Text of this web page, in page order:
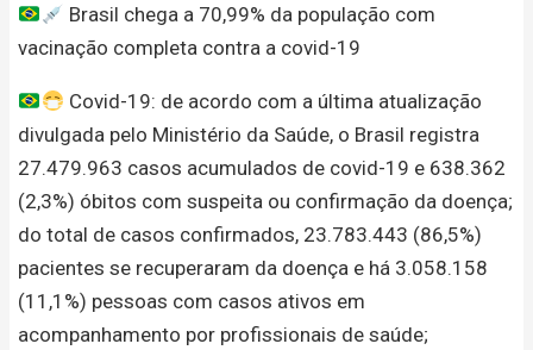
Brasil chega a 70,99% da população com
vacinação completa contra a covid-19
Covid-19: de acordo com a última atualização
divulgada pelo Ministério da Saúde, o Brasil registra
27.479.963 casos acumulados de covid-19 e 638.362
(2,3%) óbitos com suspeita ou confirmação da doença;
do total de casos confirmados, 23.783.443 (86,5%)
pacientes se recuperaram da doença e há 3.058.158
(11,1%) pessoas com casos ativos em
acompanhamento por profissionais de saúde;